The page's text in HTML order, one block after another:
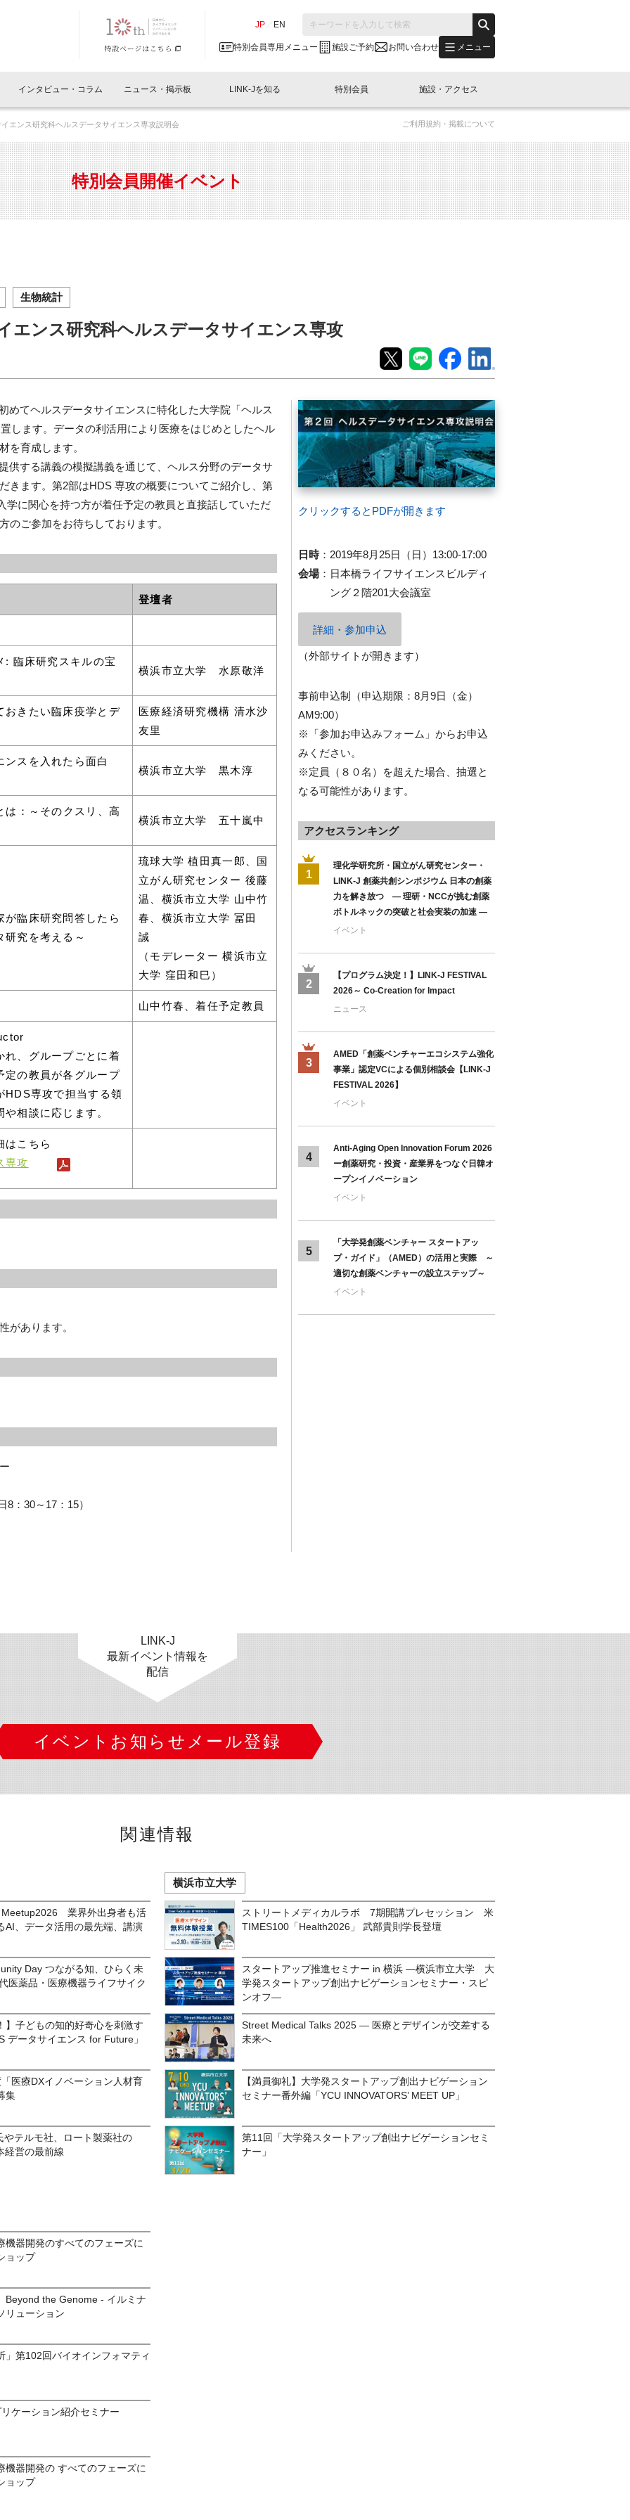
JP EN
特別会員専用メニュー 施設ご予約 お問い合わせ メニュー
閉じる
員開催
参加
イベントレポート一覧
LINK-J主催・共催 特別会員開催
LINK-J協賛・協力 出展・参加
What's "UNIKORN"？ What's "LINK-BioBAY TOKYO"？
インタビュー・コラム
ベンチャーインタビュー 会報誌 (News Letter)
サポーターコラム 日本橋コラム
ニュース・掲示板
リリース
連
人と情報の交流掲示板一覧
会員プレスリリース ニュース・事業紹介
募集 イベント
LINK-Jを知る
Why in Nihonbashi What’s LINK-J WEST
サポーター紹介 事業内容
パンフレット GTB日本橋エリアについて
特別会員
特別会員について 入会申し込み
施設・アクセス
オフィス・ラボ 施設ご予約
エンス研究科ヘルスデータサイエンス専攻説明会 ご利用規約・掲載について
特別会員開催イベント
生物統計
エンス研究科ヘルスデータサイエンス専攻
めてヘルスデータサイエンスに特化した大学院「ヘルス
します。データの利活用により医療をはじめとしたヘル
を育成します。
供する講義の模擬講義を通じて、ヘルス分野のデータサ
きます。第2部はHDS 専攻の概要についてご紹介し、第
学に関心を持つ方が着任予定の教員と直接話していただ
のご参加をお待ちしております。
登壇者
: 臨床研究スキルの宝
横浜市立大学 水原敬洋
おきたい臨床疫学とデ
医療経済研究機構 清水沙
友里
ンスを入れたら面白
横浜市立大学 黒木淳
は：～そのクスリ、高
横浜市立大学 五十嵐中
が臨床研究問答したら
研究を考える～
琉球大学 植田真一郎、国
立がん研究センター 後藤
温、横浜市立大学 山中竹
春、横浜市立大学 冨田
誠
（モデレーター 横浜市立
大学 窪田和巳）
山中竹春、着任予定教員
れ、グループごとに着
定の教員が各グループ
HDS専攻で担当する領
相談に応じます。
はこちら
専攻
があります。
：30～17：15）
クリックするとPDFが開きます
日時： 2019年8月25日（日）13:00-17:00
会場： 日本橋ライフサイエンスビルディ
ング２階201大会議室
詳細・参加申込
（外部サイトが開きます）
事前申込制（申込期限：8月9日（金）
AM9:00）
※「参加お申込みフォーム」からお申込
みください。
※定員（８０名）を超えた場合、抽選と
なる可能性があります。
アクセスランキング
1
理化学研究所・国立がん研究センター・
LINK-J 創薬共創シンポジウム 日本の創薬
力を解き放つ ― 理研・NCCが挑む創薬
ボトルネックの突破と社会実装の加速 ―
イベント
2
【プログラム決定！】LINK-J FESTIVAL
2026～ Co-Creation for Impact
ニュース
3
AMED「創薬ベンチャーエコシステム強化
事業」認定VCによる個別相談会【LINK-J
FESTIVAL 2026】
イベント
4
Anti-Aging Open Innovation Forum 2026
ー創薬研究・投資・産業界をつなぐ日韓オ
ープンイノベーション
イベント
5
「大学発創薬ベンチャー スタートアッ
プ・ガイド」（AMED）の活用と実際 ～
適切な創薬ベンチャーの設立ステップ～
イベント
LINK-J
最新イベント情報を
配信
イベントお知らせメール登録
関連情報
Meetup2026 業界外出身者も活
、データ活用の最先端、講演
Day つながる知、ひらく未
医薬品・医療機器ライフサイク
】子どもの知的好奇心を刺激す
データサイエンス for Future」
医療DXイノベーション人材育
集
やテルモ社、ロート製薬社の
経営の最前線
横浜市立大学
ストリートメディカルラボ 7期開講プレセッション 米
TIMES100「Health2026」 武部貴則学長登壇
スタートアップ推進セミナー in 横浜 ―横浜市立大学 大
学発スタートアップ創出ナビゲーションセミナー・スピ
ンオフ―
Street Medical Talks 2025 ― 医療とデザインが交差する
未来へ
【満員御礼】大学発スタートアップ創出ナビゲーション
セミナー番外編「YCU INNOVATORS’ MEET UP」
第11回「大学発スタートアップ創出ナビゲーションセミ
ナー」
機器開発のすべてのフェーズに
ョップ
Beyond the Genome - イルミナ
リューション
」第102回バイオインフォマティ
ケーション紹介セミナー
機器開発の すべてのフェーズに
ョップ